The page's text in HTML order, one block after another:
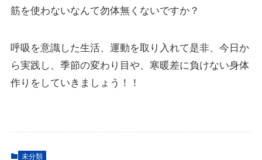
筋を使わないなんて勿体無くないですか？
呼吸を意識した生活、運動を取り入れて是非、今日か
ら実践し、季節の変わり目や、寒暖差に負けない身体
作りをしていきましょう！！
未分類